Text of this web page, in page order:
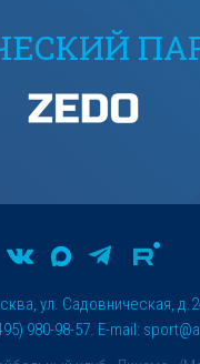
ул. Садовническая,
980-98-57. E-mail: